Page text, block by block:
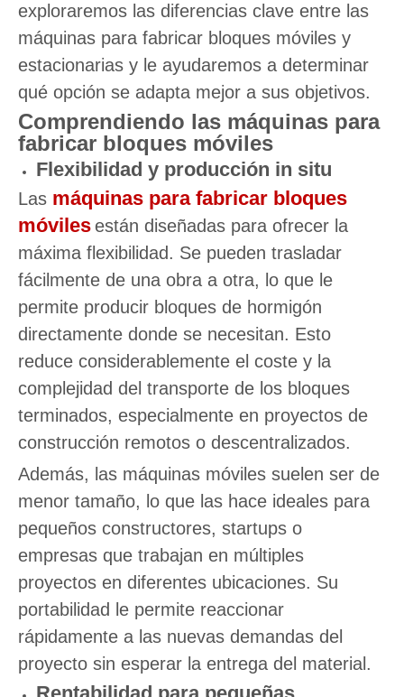
exploraremos las diferencias clave entre las
máquinas para fabricar bloques móviles y
estacionarias y le ayudaremos a determinar
qué opción se adapta mejor a sus objetivos.
Comprendiendo las máquinas para
fabricar bloques móviles
Flexibilidad y producción in situ
Las máquinas para fabricar bloques
móvilesestán diseñadas para ofrecer la
máxima flexibilidad. Se pueden trasladar
fácilmente de una obra a otra, lo que le
permite producir bloques de hormigón
directamente donde se necesitan. Esto
reduce considerablemente el coste y la
complejidad del transporte de los bloques
terminados, especialmente en proyectos de
construcción remotos o descentralizados.
Además, las máquinas móviles suelen ser de
menor tamaño, lo que las hace ideales para
pequeños constructores, startups o
empresas que trabajan en múltiples
proyectos en diferentes ubicaciones. Su
portabilidad le permite reaccionar
rápidamente a las nuevas demandas del
proyecto sin esperar la entrega del material.